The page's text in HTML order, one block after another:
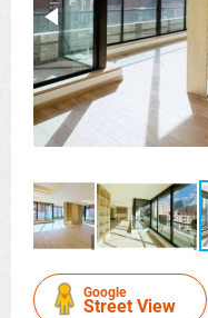
Google
Street View